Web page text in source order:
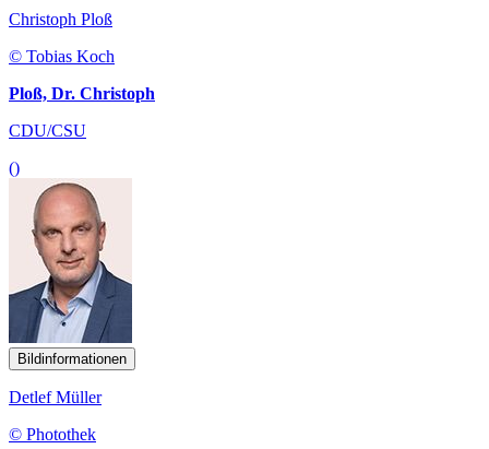
Christoph Ploß
© Tobias Koch
Ploß, Dr. Christoph
CDU/CSU
()
Bildinformationen
Detlef Müller
© Photothek